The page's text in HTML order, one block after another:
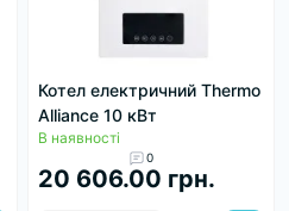
Котел електричний Thermo
Alliance 10 кВт
В наявності
0
20 606.00 грн.